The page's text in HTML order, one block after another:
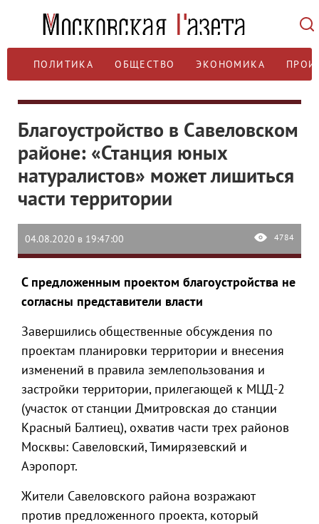
ПОЛИТИКА ОБЩЕСТВО ЭКОНОМИКА
Благоустройство в Савеловском
районе: «Станция юных
натуралистов» может лишиться
части территории
04.08.2020 в 19:47:00 4784
С предложенным проектом благоустройства не
согласны представители власти
Завершились общественные обсуждения по
проектам планировки территории и внесения
изменений в правила землепользования и
застройки территории, прилегающей к МЦД-2
(участок от станции Дмитровская до станции
Красный Балтиец), охватив части трех районов
Москвы: Савеловский, Тимирязевский и
Аэропорт.
Жители Савеловского района возражают
против предложенного проекта, который